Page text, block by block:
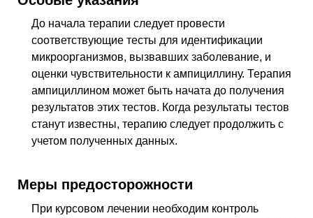
До начала терапии следует провести
соответствующие тесты для идентификации
микроорганизмов, вызвавших заболевание, и
оценки чувствительности к ампициллину. Терапия
ампициллином может быть начата до получения
результатов этих тестов. Когда результаты тестов
станут известны, терапию следует продолжить с
учетом полученных данных.
Меры предосторожности
При курсовом лечении необходим контроль